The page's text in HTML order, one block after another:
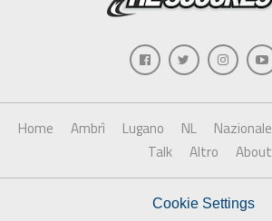
Home Ambrì Lugano NL Nazionale
Talk
Altro About
Cookie Settings